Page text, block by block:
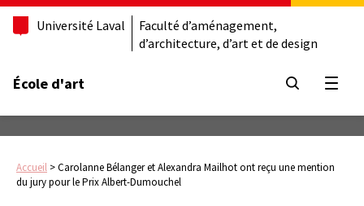
Université Laval
Faculté d’aménagement,
d’architecture, d’art et de design
École d'art
Accueil >Carolanne Bélanger et Alexandra Mailhot ont reçu une mention
du jury pour le Prix Albert-Dumouchel